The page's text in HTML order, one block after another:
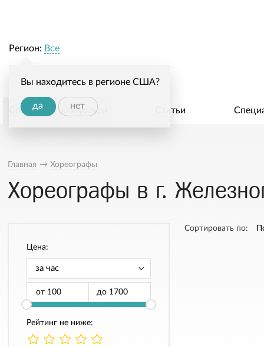
Регион: Все
Вы находитесь в регионе США?
да нет
Специалисты и услуги Статьи
Главная → Хореографы
Хореографы в г.
Цена:
от до
Рейтинг не ниже:
Сортировать по: